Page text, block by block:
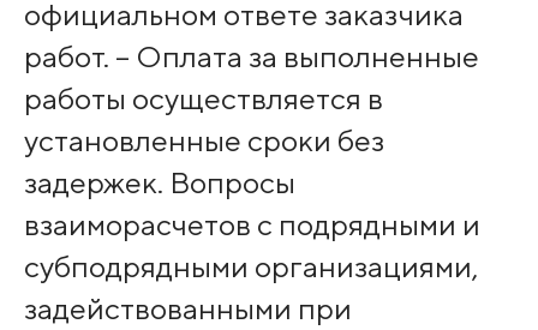
официальном ответе заказчика
работ. – Оплата за выполненные
работы осуществляется в
установленные сроки без
задержек. Вопросы
взаиморасчетов с подрядными и
субподрядными организациями,
задействованными при